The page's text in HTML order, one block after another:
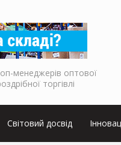
менеджерів оптової
торгівлі
Світовий досвід